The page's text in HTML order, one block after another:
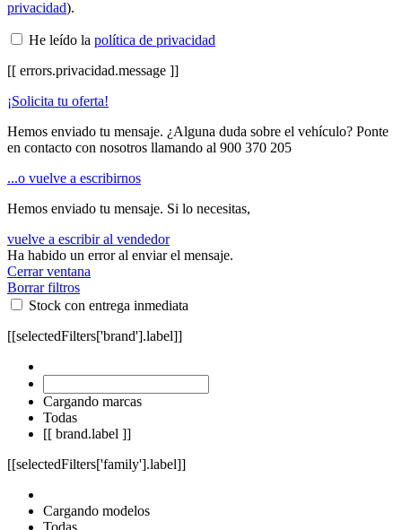
privacidad).
He leído la política de privacidad
[[ errors.privacidad.message ]]
¡Solicita tu oferta!
Hemos enviado tu mensaje. ¿Alguna duda sobre el vehículo? Ponte
en contacto con nosotros llamando al 900 370 205
...o vuelve a escribirnos
Hemos enviado tu mensaje. Si lo necesitas,
vuelve a escribir al vendedor
Ha habido un error al enviar el mensaje.
Cerrar ventana
Borrar filtros
Stock con entrega inmediata
[[selectedFilters['brand'].label]]
Cargando marcas
Todas
[[ brand.label ]]
[[selectedFilters['family'].label]]
Cargando modelos
Todas